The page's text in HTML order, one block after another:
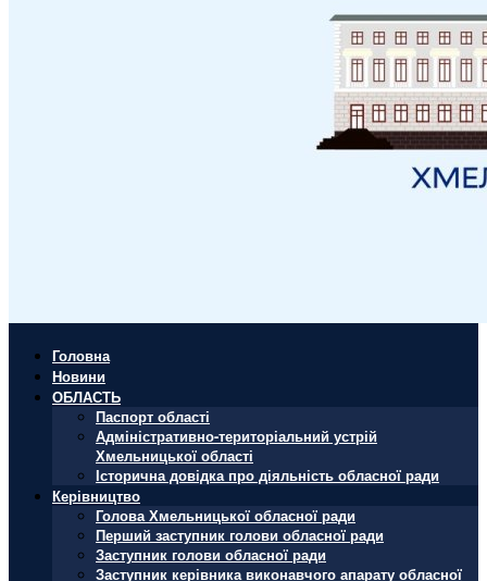
Головна
Новини
ОБЛАСТЬ
Паспорт області
Адміністративно-територіальний устрій
Хмельницької області
Історична довідка про діяльність обласної ради
Керівництво
Голова Хмельницької обласної ради
Перший заступник голови обласної ради
Заступник голови обласної ради
Заступник керівника виконавчого апарату обласної